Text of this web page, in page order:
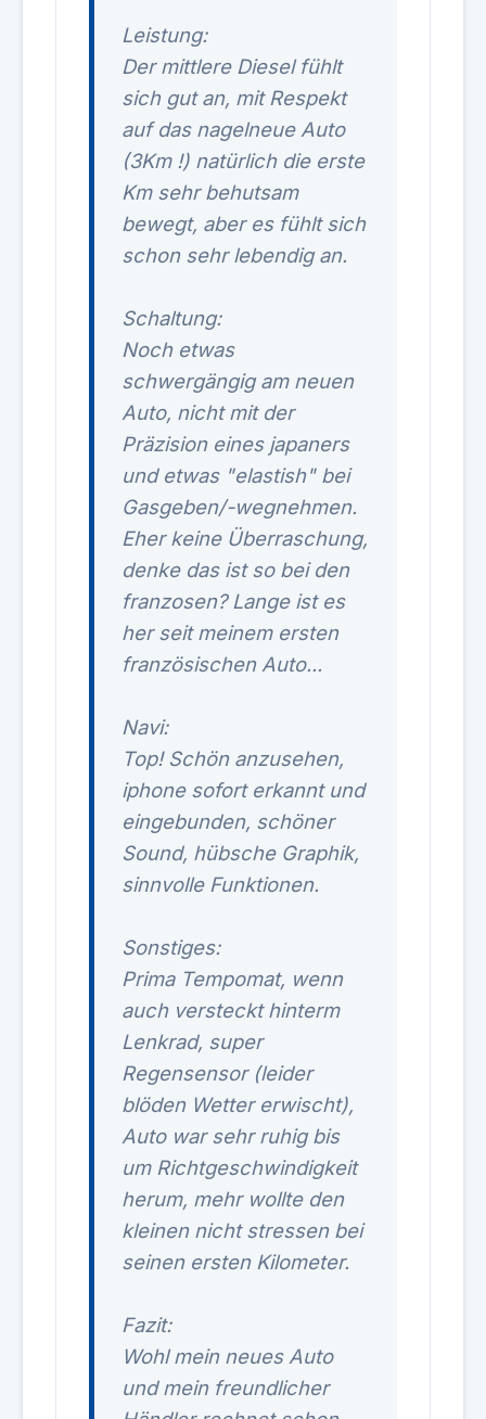
Leistung:
Der mittlere Diesel fühlt
sich gut an, mit Respekt
auf das nagelneue Auto
(3Km !) natürlich die erste
Km sehr behutsam
bewegt, aber es fühlt sich
schon sehr lebendig an.
Schaltung:
Noch etwas
schwergängig am neuen
Auto, nicht mit der
Präzision eines japaners
und etwas "elastish" bei
Gasgeben/-wegnehmen.
Eher keine Überraschung,
denke das ist so bei den
franzosen? Lange ist es
her seit meinem ersten
französischen Auto...
Navi:
Top! Schön anzusehen,
iphone sofort erkannt und
eingebunden, schöner
Sound, hübsche Graphik,
sinnvolle Funktionen.
Sonstiges:
Prima Tempomat, wenn
auch versteckt hinterm
Lenkrad, super
Regensensor (leider
blöden Wetter erwischt),
Auto war sehr ruhig bis
um Richtgeschwindigkeit
herum, mehr wollte den
kleinen nicht stressen bei
seinen ersten Kilometer.
Fazit:
Wohl mein neues Auto
und mein freundlicher